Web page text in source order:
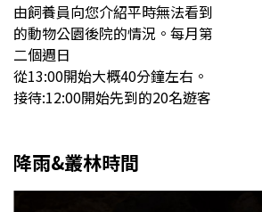
由飼養員向您介紹平時無法看到
的動物公園後院的情況。每月第
二個週日
從13:00開始大概40分鐘左右。
接待:12:00開始先到的20名遊客
降雨&叢林時間